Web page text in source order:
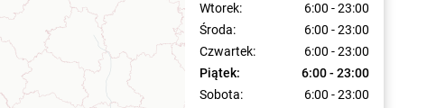
Wtorek:
6:00 - 23:00
Środa:
6:00 - 23:00
Czwartek:
6:00 - 23:00
Piątek:
6:00 - 23:00
Sobota:
6:00 - 23:00